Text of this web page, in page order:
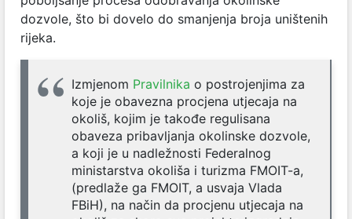
dozvole, što bi dovelo do smanjenja broja uništenih
rijeka.
Izmjenom Pravilnika o postrojenjima za
koje je obavezna procjena utjecaja na
okoliš, kojim je takođe regulisana
obaveza pribavljanja okolinske dozvole,
a koji je u nadležnosti Federalnog
ministarstva okoliša i turizma FMOIT-a,
(predlaže ga FMOIT, a usvaja Vlada
FBiH), na način da procjenu utjecaja na